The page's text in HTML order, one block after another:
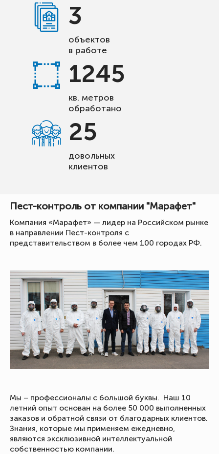
3
объектов
в работе
1245
кв. метров
обработано
25
довольных
клиентов
Пест-контроль от компании "Марафет"
Компания «Марафет» — лидер на Российском рынке
в направлении Пест-контроля с
представительством в более чем 100 городах РФ.
Мы – профессионалы с большой буквы. Наш 10
летний опыт основан на более 50 000 выполненных
заказов и обратной связи от благодарных клиентов.
Знания, которые мы применяем ежедневно,
являются эксклюзивной интеллектуальной
собственностью компании.